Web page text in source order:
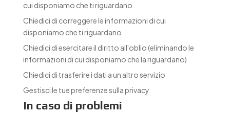
cui disponiamo che ti riguardano
Chiedici di correggere le informazioni di cui
disponiamo che ti riguardano
Chiedici di esercitare il diritto all'oblio (eliminando le
informazioni di cui disponiamo che la riguardano)
Chiedici di trasferire i dati a un altro servizio
Gestisci le tue preferenze sulla privacy
In caso di problemi